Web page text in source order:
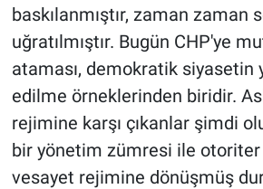
baskılanmıştır, zaman zaman
uğratılmıştır. Bugün CHP'ye
ataması, demokratik siyasetin
edilme örneklerinden biridir.
rejimine karşı çıkanlar şimdi
bir yönetim zümresi ile
vesayet rejimine dönüşmüş